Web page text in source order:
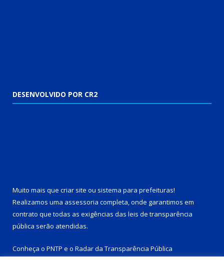
DESENVOLVIDO POR CR2
Muito mais que criar site ou sistema para prefeituras!
Realizamos uma assessoria completa, onde garantimos em
contrato que todas as exigências das leis de transparência
pública serão atendidas.
Conheça o PNTP e o Radar da Transparência Pública